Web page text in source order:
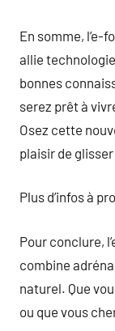
En somme, l’e-
allie
bonnes
serez prêt à
Osez cette
plaisir de glisser
Plus d’infos à
Pour conclure,
combine
naturel. Que
ou que vous